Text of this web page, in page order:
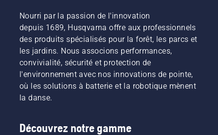
Nourri par la passion de l'innovation
depuis 1689, Husqvarna offre aux professionnels
des produits spécialisés pour la forêt, les parcs et
les jardins. Nous associons performances,
convivialité, sécurité et protection de
l'environnement avec nos innovations de pointe,
où les solutions à batterie et la robotique mènent
la danse.
Découvrez notre gamme